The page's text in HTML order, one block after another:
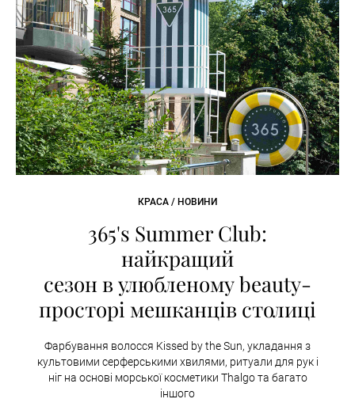
КРАСА / НОВИНИ
365's Summer Club:
найкращий
сезон в улюбленому beauty-
просторі мешканців столиці
Фарбування волосся Kissed by the Sun, укладання з
культовими серферськими хвилями, ритуали для рук і
ніг на основі морської косметики Thalgo та багато
іншого